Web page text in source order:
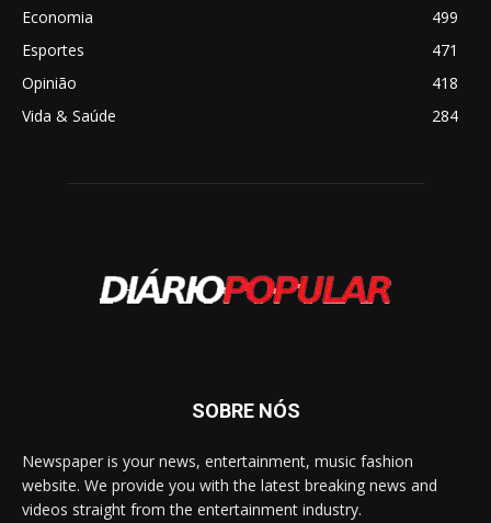
Economia
499
Esportes
471
Opinião
418
Vida & Saúde
284
SOBRE NÓS
Newspaper is your news, entertainment, music fashion
website. We provide you with the latest breaking news and
videos straight from the entertainment industry.